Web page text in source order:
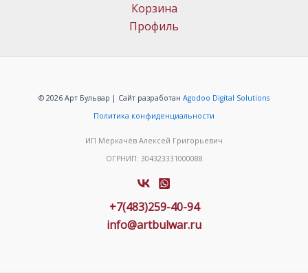
Корзина
Профиль
© 2026 Арт Бульвар | Сайт разработан Agodoo Digital Solutions
Политика конфиденциальности
ИП Меркачёв Алексей Григорьевич
ОГРНИП: 304323331000088
+7(483)259-40-94
info@artbulwar.ru